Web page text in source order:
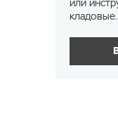
или
кладовые.